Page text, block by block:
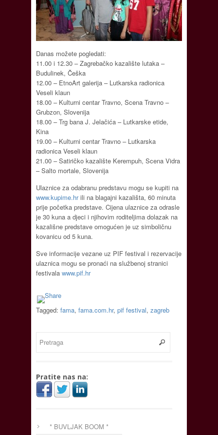
Danas možete pogledati:
11.00 i 12.30 – Zagrebačko kazalište lutaka –
Budulinek, Češka
12.00 – EtnoArt galerija – Lutkarska radionica
Veseli klaun
18.00 – Kulturni centar Travno, Scena Travno –
Grubzon, Slovenija
18.00 – Trg bana J. Jelačića – Lutkarske etide,
Kina
19.00 – Kulturni centar Travno – Lutkarska
radionica Veseli klaun
21.00 – Satiričko kazalište Kerempuh, Scena Vidra
– Salto mortale, Slovenija
Ulaznice za odabranu predstavu mogu se kupiti na
www.kupime.hrili na blagajni kazališta, 60 minuta
prije početka predstave. Cijena ulaznice za odrasle
je 30 kuna a djeci i njihovim roditeljima dolazak na
kazališne predstave omogućen je uz simboličnu
kovanicu od 5 kuna.
Sve informacije vezane uz PIF festival i rezervacije
ulaznica mogu se pronaći na službenoj stranici
festivala www.pif.hr
Tagged: fama, fama.com.hr, pif festival, zagreb
Pratite nas na:
* BUVLJAK BOOM *